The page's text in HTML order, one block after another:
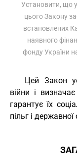
Установити, що
цього Закону
встановлених
наявного
фонду України
Цей Закон
війни і
гарантує їх
пільг і